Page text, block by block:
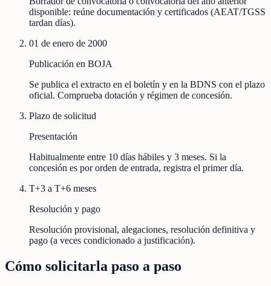
disponible: reúne documentación y certificados (AEAT/TGSS
tardan días).
01 de enero de 2000
Publicación en BOJA
Se publica el extracto en el boletín y en la BDNS con el plazo
oficial. Comprueba dotación y régimen de concesión.
Plazo de solicitud
Presentación
Habitualmente entre 10 días hábiles y 3 meses. Si la
concesión es por orden de entrada, registra el primer día.
T+3 a T+6 meses
Resolución y pago
Resolución provisional, alegaciones, resolución definitiva y
pago (a veces condicionado a justificación).
Cómo solicitarla paso a paso